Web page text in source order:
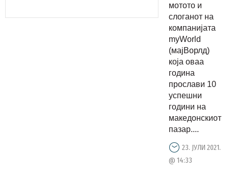
години на
пазар
мотото и
слоганот на
компанијата
myWorld
(мајВорлд)
која оваа
година
прослави 10
успешни
години на
македонскиот
пазар....
23. ЈУЛИ 2021.
@ 14:33